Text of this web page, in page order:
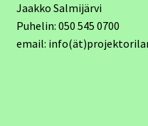
Jaakko Salmijärvi
Puhelin: 050 545 0700
email: